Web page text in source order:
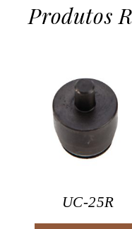
Produtos
UC-25R